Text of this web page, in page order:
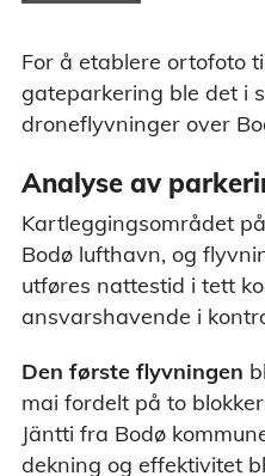
For å etablere ortofoto
gateparkering ble det i
droneflyvninger over
Analyse av
Kartleggingsområdet
Bodø lufthavn, og
utføres nattestid i tett
ansvarshavende i
Den første flyvningen
mai fordelt på to
Jäntti fra Bodø
dekning og effektivitet